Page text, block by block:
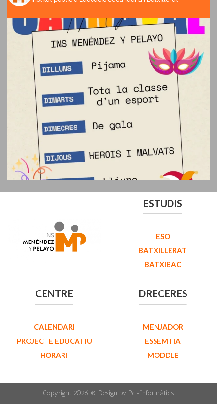
ESTUDIS
ESO
BATXILLERAT
BATXIBAC
CENTRE
CALENDARI
PROJECTE EDUCATIU
HORARI
DRECERES
MENJADOR
ESSEMTIA
MODDLE
Copyright 2026 © Design by Pc-Informàtics